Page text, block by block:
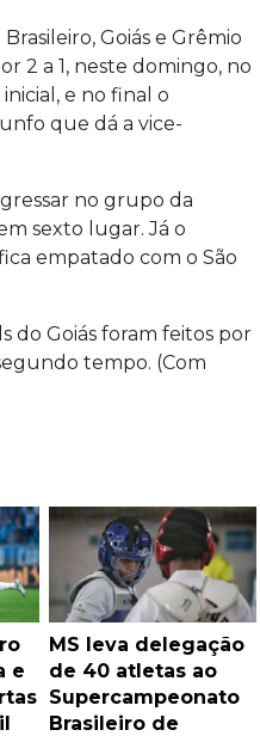
Goiás e Grêmio
2 a 1, neste domingo, no
e no final o
que dá a vice-
no grupo da
sexto lugar. Já o
empatado com o São
do Goiás foram feitos por
tempo. (Com
e
MS leva delegação
de 40 atletas ao
Supercampeonato
Brasileiro de